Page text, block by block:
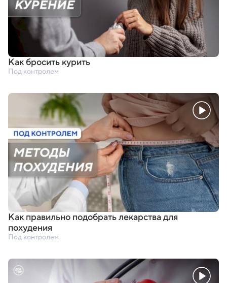
Как бросить курить
Под контролем
Как правильно подобрать лекарства для
похудения
Под контролем